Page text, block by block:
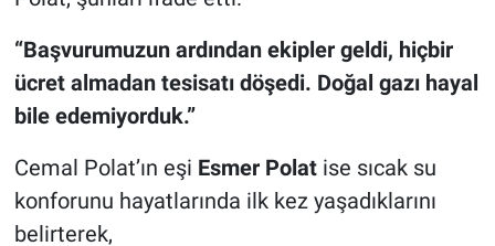
“Başvurumuzun ardından ekipler geldi, hiçbir
ücret almadan tesisatı döşedi. Doğal gazı hayal
bile edemiyorduk.”
Cemal Polat’ın eşi Esmer Polatise sıcak su
konforunu hayatlarında ilk kez yaşadıklarını
belirterek,